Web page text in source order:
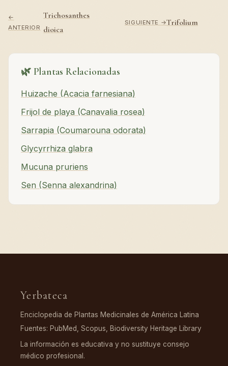
←
ANTERIOR
Trichosanthes
dioica
SIGUIENTE →Trifolium
🌿 Plantas Relacionadas
Huizache (Acacia farnesiana)
Frijol de playa (Canavalia rosea)
Sarrapia (Coumarouna odorata)
Glycyrrhiza glabra
Mucuna pruriens
Sen (Senna alexandrina)
Yerbateca
Enciclopedia de Plantas Medicinales de América Latina
Fuentes: PubMed, Scopus, Biodiversity Heritage Library
La información es educativa y no sustituye consejo
médico profesional.